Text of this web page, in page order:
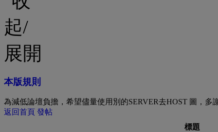
本版規則
為減低論壇負擔，希望儘量使用別的SERVER去HOST 圖，多
返回首頁 發帖
標題